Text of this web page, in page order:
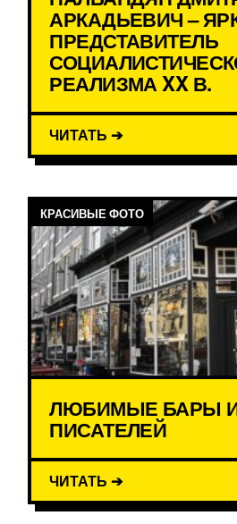
АРКАДЬЕВИЧ –
ПРЕДСТАВИТЕЛЬ
РЕАЛИЗМА XX В.
ЧИТАТЬ ➔
КРАСИВЫЕ ФОТО
ЛЮБИМЫЕ БАРЫ
ПИСАТЕЛЕЙ
ЧИТАТЬ ➔